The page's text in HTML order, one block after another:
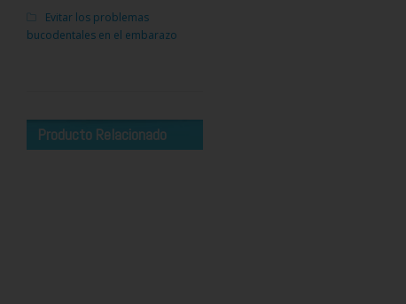
Evitar los problemas
bucodentales en el embarazo
Producto Relacionado